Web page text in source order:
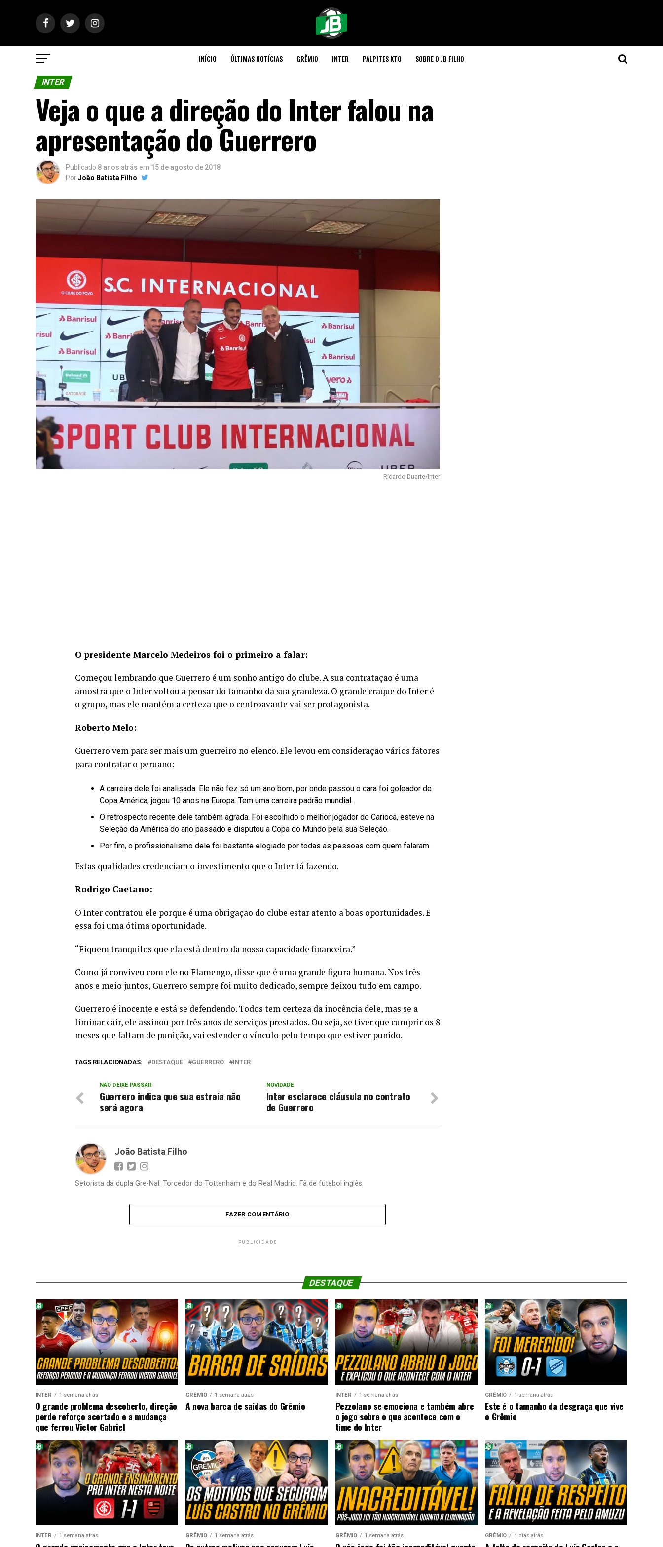
INÍCIO ÚLTIMAS NOTÍCIAS GRÊMIO INTER PALPITES KTO SOBRE O JB FILHO
INTER
Veja o que a direção do Inter falou na
apresentação do Guerrero
Publicado 8 anos atrás em 15 de agosto de 2018
PorJoão Batista Filho
Ricardo Duarte/Inter
O presidente Marcelo Medeiros foi o primeiro a falar:
Começou lembrando que Guerrero é um sonho antigo do clube. A sua contratação é uma
amostra que o Inter voltou a pensar do tamanho da sua grandeza. O grande craque do Inter é
o grupo, mas ele mantém a certeza que o centroavante vai ser protagonista.
Roberto Melo:
Guerrero vem para ser mais um guerreiro no elenco. Ele levou em consideração vários fatores
para contratar o peruano:
A carreira dele foi analisada. Ele não fez só um ano bom, por onde passou o cara foi goleador de
Copa América, jogou 10 anos na Europa. Tem uma carreira padrão mundial.
O retrospecto recente dele também agrada. Foi escolhido o melhor jogador do Carioca, esteve na
Seleção da América do ano passado e disputou a Copa do Mundo pela sua Seleção.
Por fim, o profissionalismo dele foi bastante elogiado por todas as pessoas com quem falaram.
Estas qualidades credenciam o investimento que o Inter tá fazendo.
Rodrigo Caetano:
O Inter contratou ele porque é uma obrigação do clube estar atento a boas oportunidades. E
essa foi uma ótima oportunidade.
“Fiquem tranquilos que ela está dentro da nossa capacidade financeira.”
Como já conviveu com ele no Flamengo, disse que é uma grande figura humana. Nos três
anos e meio juntos, Guerrero sempre foi muito dedicado, sempre deixou tudo em campo.
Guerrero é inocente e está se defendendo. Todos tem certeza da inocência dele, mas se a
liminar cair, ele assinou por três anos de serviços prestados. Ou seja, se tiver que cumprir os 8
meses que faltam de punição, vai estender o vínculo pelo tempo que estiver punido.
TAGS RELACIONADAS: DESTAQUE GUERRERO INTER
NOVIDADE
Inter esclarece cláusula no contrato
de Guerrero
NÃO DEIXE PASSAR
Guerrero indica que sua estreia não
será agora
João Batista Filho
Setorista da dupla Gre-Nal. Torcedor do Tottenham e do Real Madrid. Fã de futebol inglês.
FAZER COMENTÁRIO
PUBLICIDADE
DESTAQUE
INTER 1 semana atrás
O grande problema descoberto, direção
perde reforço acertado e a mudança
que ferrou Victor Gabriel
GRÊMIO 1 semana atrás
A nova barca de saídas do Grêmio
INTER 1 semana atrás
Pezzolano se emociona e também abre
o jogo sobre o que acontece com o
time do Inter
GRÊMIO 1 semana atrás
Este é o tamanho da desgraça que vive
o Grêmio
INTER 1 semana atrás GRÊMIO 1 semana atrás GRÊMIO 1 semana atrás GRÊMIO 4 dias atrás